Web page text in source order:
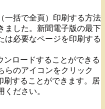
一括で全頁）印刷する方法
ました。新聞電子版の最下
は必要なページを印刷する
ンロードすることができる
らのアイコンをクリック
刷することができます。居
ださい。